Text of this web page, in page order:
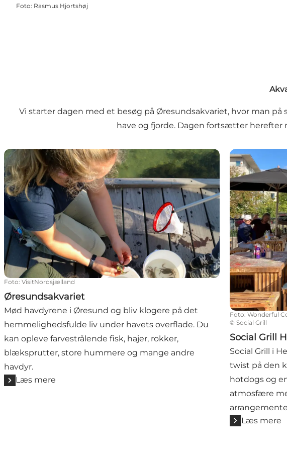
Foto: Rasmus Hjortshøj
Vi starter dagen med et besøg på Øresundsakvariet, hvor man
have og fjorde. Dagen fortsætter herefter
Øresundsakvariet
Foto: VisitNordsjælland
Øresundsakvariet
Mød havdyrene i Øresund og bliv klogere på det
hemmelighedsfulde liv under havets overflade. Du
kan opleve farvestrålende fisk, hajer, rokker,
blæksprutter, store hummere og mange andre
havdyr.
Læs mere
Social Grill
Foto: Wonderful
©Social Grill
Social Grill
Social Grill i
twist på den
hotdogs og
atmosfære
Læs mere